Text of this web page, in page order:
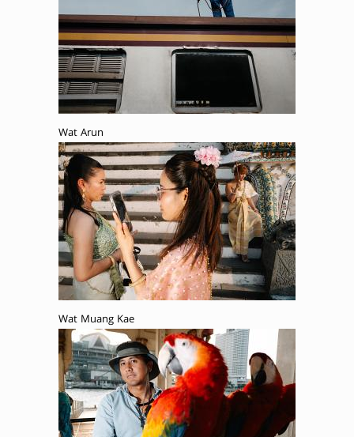
Wat Arun
Wat Muang Kae